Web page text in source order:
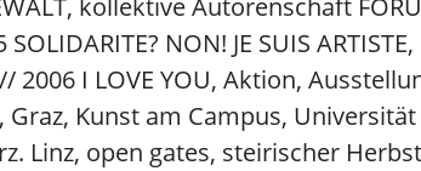
kollektive Autorenschaft
NON! JE SUIS
2006 I LOVE YOU, Aktion,
Graz, Kunst am Campus,
Linz, open gates, steirischer